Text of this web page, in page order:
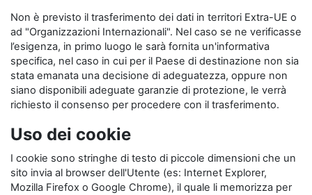
Non è previsto il trasferimento dei dati in territori Extra-UE o
ad "Organizzazioni Internazionali". Nel caso se ne verificasse
l’esigenza, in primo luogo le sarà fornita un'informativa
specifica, nel caso in cui per il Paese di destinazione non sia
stata emanata una decisione di adeguatezza, oppure non
siano disponibili adeguate garanzie di protezione, le verrà
richiesto il consenso per procedere con il trasferimento.
Uso dei cookie
I cookie sono stringhe di testo di piccole dimensioni che un
sito invia al browser dell'Utente (es: Internet Explorer,
Mozilla Firefox o Google Chrome), il quale li memorizza per